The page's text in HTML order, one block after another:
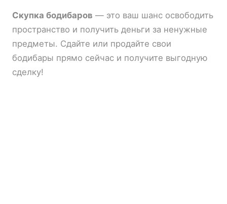
Скупка бодибаров — это ваш шанс освободить
пространство и получить деньги за ненужные
предметы. Сдайте или продайте свои
бодибары прямо сейчас и получите выгодную
сделку!